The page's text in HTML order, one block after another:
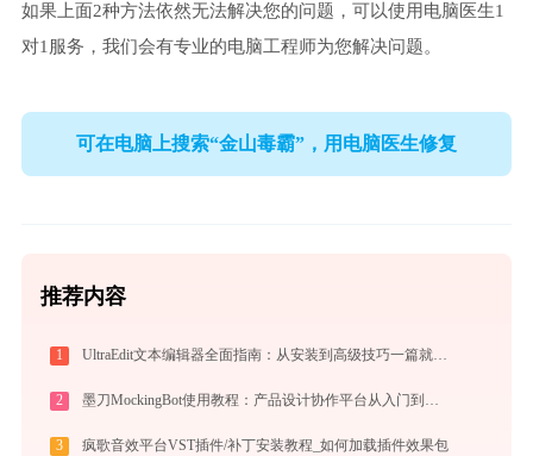
如果上面2种方法依然无法解决您的问题，可以使用电脑医生1
对1服务，我们会有专业的电脑工程师为您解决问题。
可在电脑上搜索“金山毒霸”，用电脑医生修复
推荐内容
1 UltraEdit文本编辑器全面指南：从安装到高级技巧一篇就够（附快捷键大全）
2 墨刀MockingBot使用教程：产品设计协作平台从入门到精通
3 疯歌音效平台VST插件/补丁安装教程_如何加载插件效果包